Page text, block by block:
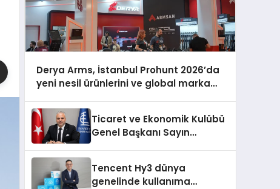
Derya Arms, İstanbul Prohunt 2026’da
yeni nesil ürünlerini ve global marka
Ticaret ve Ekonomik Kulübü
Genel Başkanı Sayın
şunları kaydetti:
Tencent Hy3 dünya
genelinde kullanıma